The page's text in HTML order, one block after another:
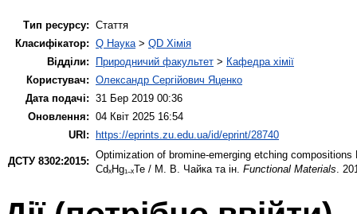
Тип ресурсу: Стаття
Класифікатор: Q Наука> QD Хімія
Відділи:
Природничий факультет > Кафедра хімії
Користувач: Олександр Сергійович Яценко
Дата подачі: 31 Бер 2019 00:36
Оновлення: 04 Квіт 2025 16:54
URI:
https://eprints.zu.edu.ua/id/eprint/28740
ДСТУ 8302:2015:
Optimization of bromine-emerging etching compositions
CdₓHg₁₋ₓTe / М. В. Чайка та ін. Functional Materials.